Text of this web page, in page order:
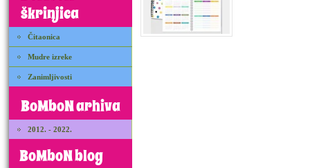
škrinjica
Čitaonica
Mudre izreke
Zanimljivosti
BoMboN arhiva
2012. - 2022.
BoMboN blog